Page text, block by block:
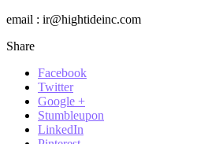
email : ir@hightideinc.com
Share
Facebook
Twitter
Google +
Stumbleupon
LinkedIn